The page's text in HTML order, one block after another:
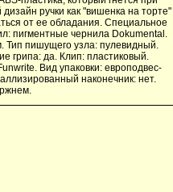
ручки как "вишенка на торте"
от ее обладания. Специальное
пигментные чернила Dokumental.
Тип пишущего узла: пулевидный.
грипа: да. Клип: пластиковый.
Вид упаковки: европодвес-
наконечник: нет.